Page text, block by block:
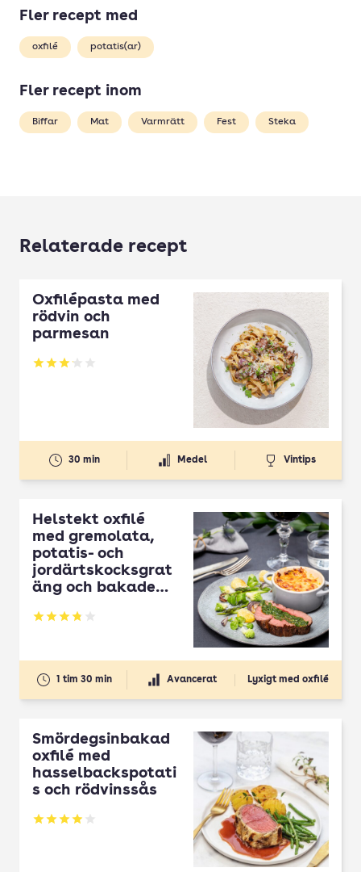
Fler recept med
oxfilé potatis(ar)
Fler recept inom
Biffar Mat Varmrätt Fest Steka
Relaterade recept
Oxfilépasta med
rödvin och
parmesan
Betyg: 3.11 av 5
30 min Medel Vintips
Helstekt oxfilé
med gremolata,
potatis- och
jordärtskocksgrat
äng och bakade
Betyg: 3.78 av 5
1 tim 30 min Avancerat Lyxigt med oxfilé
Smördegsinbakad
oxfilé med
hasselbackspotati
s och rödvinssås
Betyg: 3.98 av 5